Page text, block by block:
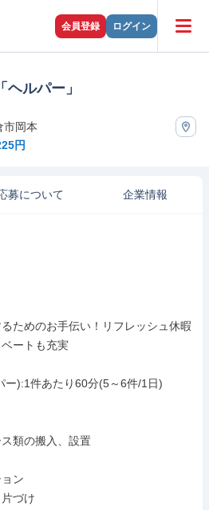
会員登録 ログイン
ルパー」
市岡本
円
募について 企業情報
ためのお手伝い！リフレッシュ休暇
ートも充実
ー):1件あたり60分(5～6件/1日)
類の搬入、設置
ン
づけ